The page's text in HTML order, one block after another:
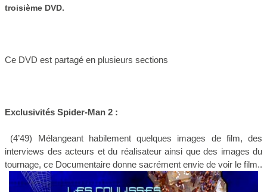
troisième DVD.
Ce DVD est partagé en plusieurs sections
Exclusivités Spider-Man 2 :
(4’49) Mélangeant habilement quelques images de film, des
interviews des acteurs et du réalisateur ainsi que des images du
tournage, ce Documentaire donne sacrément envie de voir le film..